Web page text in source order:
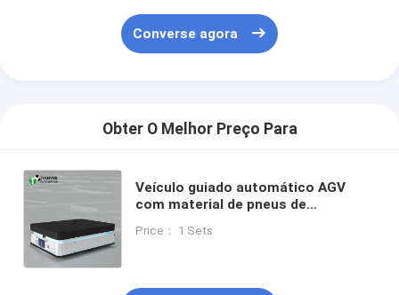
Converse agora
Obter O Melhor Preço Para
Veículo guiado automático AGV
com material de pneus de
de 1500 kg para precisão de
Price： 1 Sets